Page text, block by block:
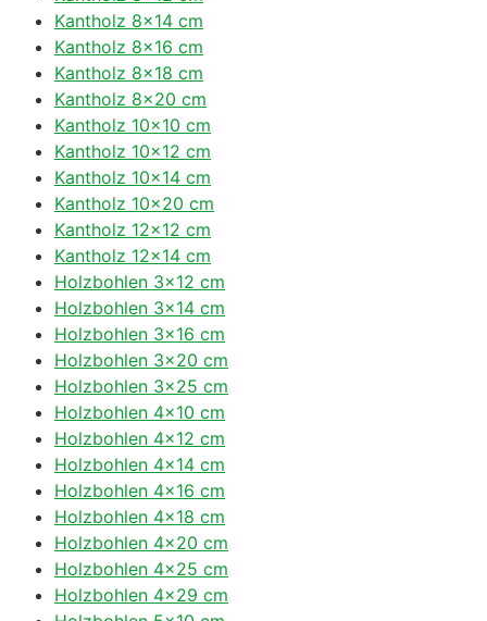
Kantholz 8×14 cm
Kantholz 8×16 cm
Kantholz 8×18 cm
Kantholz 8×20 cm
Kantholz 10×10 cm
Kantholz 10×12 cm
Kantholz 10×14 cm
Kantholz 10×20 cm
Kantholz 12×12 cm
Kantholz 12×14 cm
Holzbohlen 3×12 cm
Holzbohlen 3×14 cm
Holzbohlen 3×16 cm
Holzbohlen 3×20 cm
Holzbohlen 3×25 cm
Holzbohlen 4×10 cm
Holzbohlen 4×12 cm
Holzbohlen 4×14 cm
Holzbohlen 4×16 cm
Holzbohlen 4×18 cm
Holzbohlen 4×20 cm
Holzbohlen 4×25 cm
Holzbohlen 4×29 cm